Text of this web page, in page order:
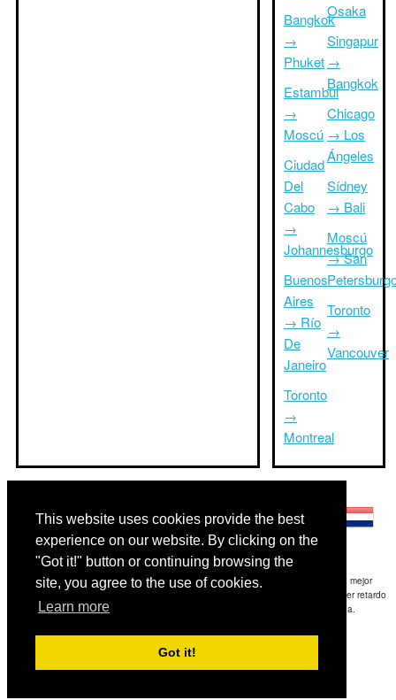
This website uses cookies provide the best
experience on our website. By clicking on the
"Got it!" button or continuing browsing the
site, you agree to the use of cookies.
Learn more
Got it!
Bangkok
→
Phuket
Estambul
→
Moscú
Ciudad
Del
Cabo
→
Johannesburgo
Buenos
Aires
→ Río
De
Janeiro
Toronto
→
Montreal
Osaka
Singapur
→
Bangkok
Chicago
→ Los
Ángeles
Sídney
→ Bali
Moscú
→ San
Toronto
→
Vancouver
Exención de responsabilidad: La información mostrada en este sitio es nuestra mejor
estimación y sólo para su referencia.TripTimeTo.com no es responsable de cualquier retardo
de ida y / o consiguientes daños resultaron de la información proporcionada.
Copyright 2015-2026
Contact Usfor feedback.